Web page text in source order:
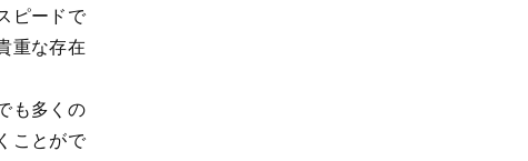
ピードで
重な存在
も多くの
ことがで